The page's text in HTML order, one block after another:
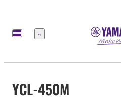
Menú
YCL-450M